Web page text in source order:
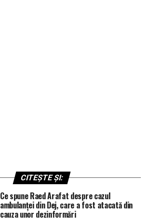
CITEȘTE ȘI:
Ce spune Raed Arafat despre cazul
ambulanței din Dej, care a fost atacată din
cauza unor dezinformări